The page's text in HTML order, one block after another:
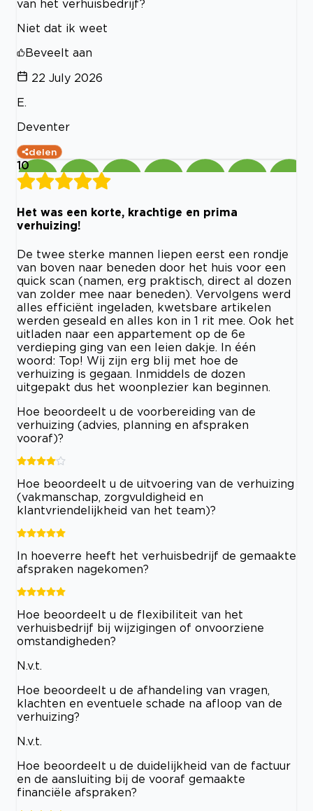
van het verhuisbedrijf?
Niet dat ik weet
Beveelt aan
22 July 2026
E.
Deventer
delen
10
Het was een korte, krachtige en prima
verhuizing!
De twee sterke mannen liepen eerst een rondje
van boven naar beneden door het huis voor een
quick scan (namen, erg praktisch, direct al dozen
van zolder mee naar beneden). Vervolgens werd
alles efficiënt ingeladen, kwetsbare artikelen
werden geseald en alles kon in 1 rit mee. Ook het
uitladen naar een appartement op de 6e
verdieping ging van een leien dakje. In één
woord: Top! Wij zijn erg blij met hoe de
verhuizing is gegaan. Inmiddels de dozen
uitgepakt dus het woonplezier kan beginnen.
Hoe beoordeelt u de voorbereiding van de
verhuizing (advies, planning en afspraken
vooraf)?
Hoe beoordeelt u de uitvoering van de verhuizing
(vakmanschap, zorgvuldigheid en
klantvriendelijkheid van het team)?
In hoeverre heeft het verhuisbedrijf de gemaakte
afspraken nagekomen?
Hoe beoordeelt u de flexibiliteit van het
verhuisbedrijf bij wijzigingen of onvoorziene
omstandigheden?
N.v.t.
Hoe beoordeelt u de afhandeling van vragen,
klachten en eventuele schade na afloop van de
verhuizing?
N.v.t.
Hoe beoordeelt u de duidelijkheid van de factuur
en de aansluiting bij de vooraf gemaakte
financiële afspraken?